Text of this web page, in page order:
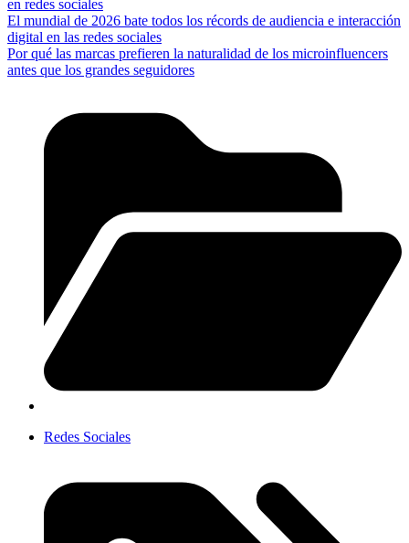
en redes sociales
El mundial de 2026 bate todos los récords de audiencia e interacción
digital en las redes sociales
Por qué las marcas prefieren la naturalidad de los microinfluencers
antes que los grandes seguidores
Redes Sociales